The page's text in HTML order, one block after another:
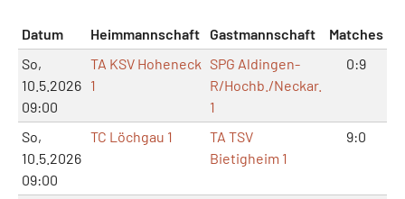
Datum Heimmannschaft Gastmannschaft Matches
So,
10.5.2026
09:00
TA KSV Hoheneck
1
SPG Aldingen-
R/Hochb./Neckar.
1
0:9
So,
10.5.2026
09:00
TC Löchgau 1
TA TSV
Bietigheim 1
9:0